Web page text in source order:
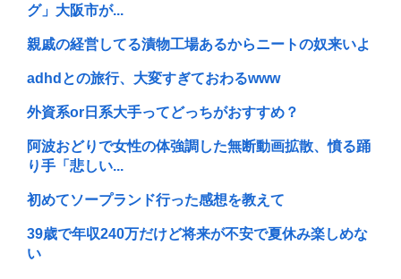
グ」大阪市が...
親戚の経営してる漬物工場あるからニートの奴来いよ
adhdとの旅行、大変すぎておわるwww
外資系or日系大手ってどっちがおすすめ？
阿波おどりで女性の体強調した無断動画拡散、憤る踊
り手「悲しい...
初めてソープランド行った感想を教えて
39歳で年収240万だけど将来が不安で夏休み楽しめな
い